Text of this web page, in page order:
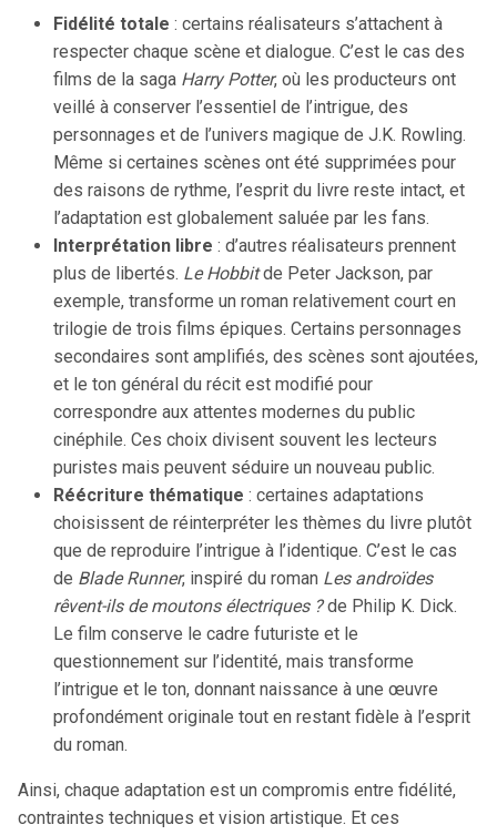
Fidélité totale : certains réalisateurs s’attachent à
respecter chaque scène et dialogue. C’est le cas des
films de la saga Harry Potter, où les producteurs ont
veillé à conserver l’essentiel de l’intrigue, des
personnages et de l’univers magique de J.K. Rowling.
Même si certaines scènes ont été supprimées pour
des raisons de rythme, l’esprit du livre reste intact, et
l’adaptation est globalement saluée par les fans.
Interprétation libre : d’autres réalisateurs prennent
plus de libertés. Le Hobbitde Peter Jackson, par
exemple, transforme un roman relativement court en
trilogie de trois films épiques. Certains personnages
secondaires sont amplifiés, des scènes sont ajoutées,
et le ton général du récit est modifié pour
correspondre aux attentes modernes du public
cinéphile. Ces choix divisent souvent les lecteurs
puristes mais peuvent séduire un nouveau public.
Réécriture thématique : certaines adaptations
choisissent de réinterpréter les thèmes du livre plutôt
que de reproduire l’intrigue à l’identique. C’est le cas
de Blade Runner, inspiré du roman Les androïdes
rêvent-ils de moutons électriques ?de Philip K. Dick.
Le film conserve le cadre futuriste et le
questionnement sur l’identité, mais transforme
l’intrigue et le ton, donnant naissance à une œuvre
profondément originale tout en restant fidèle à l’esprit
du roman.
Ainsi, chaque adaptation est un compromis entre fidélité,
contraintes techniques et vision artistique. Et ces